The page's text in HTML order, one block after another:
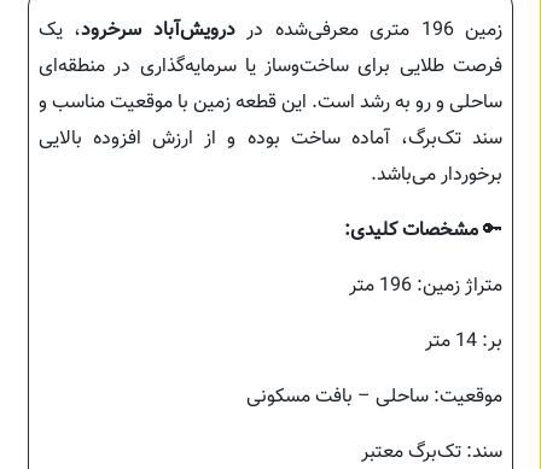
زمین 196 متری معرفی‌شده در درویش‌آباد سرخرود، یک
فرصت طلایی برای ساخت‌وساز یا سرمایه‌گذاری در منطقه‌ای
ساحلی و رو به رشد است. این قطعه زمین با موقعیت مناسب و
سند تک‌برگ، آماده ساخت بوده و از ارزش افزوده بالایی
برخوردار می‌باشد.
🔑مشخصات کلیدی:
متراژ زمین: 196 متر
بر: 14 متر
موقعیت: ساحلی – بافت مسکونی
سند: تک‌برگ معتبر